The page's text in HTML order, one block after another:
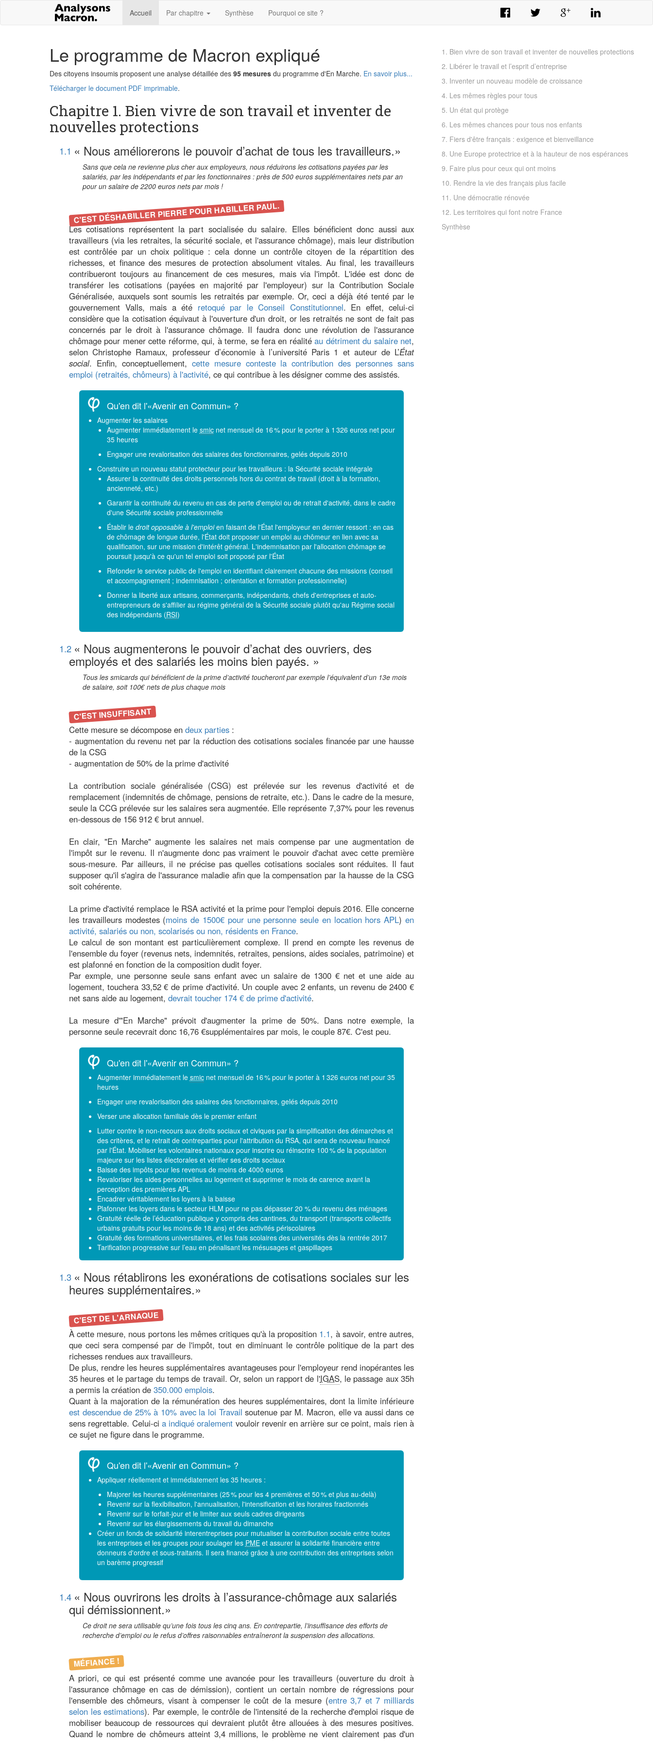
Accueil Par chapitre Synthèse Pourquoi ce site ?
1. Bien vivre de son travail et inventer de nouvelles protections
2. Libérer le travail et l’esprit d’entreprise
3. Inventer un nouveau modèle de croissance
4. Les mêmes règles pour tous
5. Un état qui protège
6. Les mêmes chances pour tous nos enfants
7. Fiers d'être français : exigence et bienveillance
8. Une Europe protectrice et à la hauteur de nos espérances
9. Faire plus pour ceux qui ont moins
10. Rendre la vie des français plus facile
11. Une démocratie rénovée
12. Les territoires qui font notre France
Synthèse
Le programme de Macron expliqué
Des citoyens insoumis proposent une analyse détaillée des 95 mesures du programme d'En Marche. En savoir plus...
Télécharger le document PDF imprimable.
Chapitre 1. Bien vivre de son travail et inventer de
nouvelles protections
1.1 « Nous améliorerons le pouvoir d’achat de tous les travailleurs.»
Sans que cela ne revienne plus cher aux employeurs, nous réduirons les cotisations payées par les
salariés, par les indépendants et par les fonctionnaires : près de 500 euros supplémentaires nets par an
pour un salaire de 2200 euros nets par mois !
C'EST DÉSHABILLER PIERRE POUR HABILLER PAUL.
Les cotisations représentent la part socialisée du salaire. Elles bénéficient donc aussi aux
travailleurs (via les retraites, la sécurité sociale, et l'assurance chômage), mais leur distribution
est contrôlée par un choix politique : cela donne un contrôle citoyen de la répartition des
richesses, et finance des mesures de protection absolument vitales. Au final, les travailleurs
contribueront toujours au financement de ces mesures, mais via l'impôt. L'idée est donc de
transférer les cotisations (payées en majorité par l'employeur) sur la Contribution Sociale
Généralisée, auxquels sont soumis les retraités par exemple. Or, ceci a déjà été tenté par le
gouvernement Valls, mais a été retoqué par le Conseil Constitutionnel. En effet, celui-ci
considère que la cotisation équivaut à l'ouverture d'un droit, or les retraités ne sont de fait pas
concernés par le droit à l'assurance chômage. Il faudra donc une révolution de l'assurance
chômage pour mener cette réforme, qui, à terme, se fera en réalitéau détriment du salaire net,
selon Christophe Ramaux, professeur d’économie à l’université Paris 1 et auteur de L’État
social. Enfin, conceptuellement, cette mesure conteste la contribution des personnes sans
emploi (retraités, chômeurs) à l'activité, ce qui contribue à les désigner comme des assistés.
Qu'en dit l'«Avenir en Commun» ?
Augmenter les salaires
Augmenter immédiatement le smicnet mensuel de 16 % pour le porter à 1 326 euros net pour
35 heures
Engager une revalorisation des salaires des fonctionnaires, gelés depuis 2010
Construire un nouveau statut protecteur pour les travailleurs : la Sécurité sociale intégrale
Assurer la continuité des droits personnels hors du contrat de travail (droit à la formation,
ancienneté, etc.)
Garantir la continuité du revenu en cas de perte d'emploi ou de retrait d'activité, dans le cadre
d'une Sécurité sociale professionnelle
Établir le droit opposable à l'emploien faisant de l'État l'employeur en dernier ressort : en cas
de chômage de longue durée, l'État doit proposer un emploi au chômeur en lien avec sa
qualification, sur une mission d'intérêt général. L'indemnisation par l'allocation chômage se
poursuit jusqu'à ce qu'un tel emploi soit proposé par l'État
Refonder le service public de l'emploi en identifiant clairement chacune des missions (conseil
et accompagnement ; indemnisation ; orientation et formation professionnelle)
Donner la liberté aux artisans, commerçants, indépendants, chefs d'entreprises et auto-
entrepreneurs de s'affilier au régime général de la Sécurité sociale plutôt qu'au Régime social
des indépendants (RSI)
1.2 « Nous augmenterons le pouvoir d’achat des ouvriers, des
employés et des salariés les moins bien payés. »
Tous les smicards qui bénéficient de la prime d’activité toucheront par exemple l’équivalent d’un 13e mois
de salaire, soit 100€ nets de plus chaque mois
C'EST INSUFFISANT
Cette mesure se décompose en deux parties :
- augmentation du revenu net par la réduction des cotisations sociales financée par une hausse
de la CSG
- augmentation de 50% de la prime d'activité
La contribution sociale généralisée (CSG) est prélevée sur les revenus d'activité et de
remplacement (indemnités de chômage, pensions de retraite, etc.). Dans le cadre de la mesure,
seule la CCG prélevée sur les salaires sera augmentée. Elle représente 7,37% pour les revenus
en-dessous de 156 912 € brut annuel.
En clair, "En Marche" augmente les salaires net mais compense par une augmentation de
l'impôt sur le revenu. Il n'augmente donc pas vraiment le pouvoir d'achat avec cette première
sous-mesure. Par ailleurs, il ne précise pas quelles cotisations sociales sont réduites. Il faut
supposer qu'il s'agira de l'assurance maladie afin que la compensation par la hausse de la CSG
soit cohérente.
La prime d'activité remplace le RSA activité et la prime pour l'emploi depuis 2016. Elle concerne
les travailleurs modestes (moins de 1500€ pour une personne seule en location hors APL)en
activité, salariés ou non, scolarisés ou non, résidents en France.
Le calcul de son montant est particulièrement complexe. Il prend en compte les revenus de
l'ensemble du foyer (revenus nets, indemnités, retraites, pensions, aides sociales, patrimoine) et
est plafonné en fonction de la composition dudit foyer.
Par exmple, une personne seule sans enfant avec un salaire de 1300 € net et une aide au
logement, touchera 33,52 € de prime d'activité. Un couple avec 2 enfants, un revenu de 2400 €
net sans aide au logement, devrait toucher 174 € de prime d'activité.
La mesure d'"En Marche" prévoit d'augmenter la prime de 50%. Dans notre exemple, la
personne seule recevrait donc 16,76 €supplémentaires par mois, le couple 87€. C'est peu.
Qu'en dit l'«Avenir en Commun» ?
Augmenter immédiatement le smicnet mensuel de 16 % pour le porter à 1 326 euros net pour 35
heures
Engager une revalorisation des salaires des fonctionnaires, gelés depuis 2010
Verser une allocation familiale dès le premier enfant
Lutter contre le non-recours aux droits sociaux et civiques par la simplification des démarches et
des critères, et le retrait de contreparties pour l'attribution du RSA, qui sera de nouveau financé
par l'État. Mobiliser les volontaires nationaux pour inscrire ou réinscrire 100 % de la population
majeure sur les listes électorales et vérifier ses droits sociaux
Baisse des impôts pour les revenus de moins de 4000 euros
Revaloriser les aides personnelles au logement et supprimer le mois de carence avant la
perception des premières APL
Encadrer véritablement les loyers à la baisse
Plafonner les loyers dans le secteur HLM pour ne pas dépasser 20 % du revenu des ménages
Gratuité réelle de l’éducation publique y compris des cantines, du transport (transports collectifs
urbains gratuits pour les moins de 18 ans) et des activités périscolaires
Gratuité des formations universitaires, et les frais scolaires des universités dès la rentrée 2017
Tarification progressive sur l’eau en pénalisant les mésusages et gaspillages
1.3 « Nous rétablirons les exonérations de cotisations sociales sur les
heures supplémentaires.»
C'EST DE L'ARNAQUE
À cette mesure, nous portons les mêmes critiques qu'à la proposition 1.1, à savoir, entre autres,
que ceci sera compensé par de l'impôt, tout en diminuant le contrôle politique de la part des
richesses rendues aux travailleurs.
De plus, rendre les heures supplémentaires avantageuses pour l'employeur rend inopérantes les
35 heures et le partage du temps de travail. Or, selon un rapport de l'IGAS, le passage aux 35h
a permis la création de 350.000 emplois.
Quant à la majoration de la rémunération des heures supplémentaires, dont la limite inférieure
est descendue de 25% à 10% avec la loi Travail soutenue par M. Macron, elle va aussi dans ce
sens regrettable. Celui-ci a indiqué oralement vouloir revenir en arrière sur ce point, mais rien à
ce sujet ne figure dans le programme.
Qu'en dit l'«Avenir en Commun» ?
Appliquer réellement et immédiatement les 35 heures :
Majorer les heures supplémentaires (25 % pour les 4 premières et 50 % et plus au-delà)
Revenir sur la flexibilisation, l'annualisation, l'intensification et les horaires fractionnés
Revenir sur le forfait-jour et le limiter aux seuls cadres dirigeants
Revenir sur les élargissements du travail du dimanche
Créer un fonds de solidarité interentreprises pour mutualiser la contribution sociale entre toutes
les entreprises et les groupes pour soulager les PMEet assurer la solidarité financière entre
donneurs d'ordre et sous-traitants. Il sera financé grâce à une contribution des entreprises selon
un barème progressif
1.4 « Nous ouvrirons les droits à l’assurance-chômage aux salariés
qui démissionnent.»
Ce droit ne sera utilisable qu’une fois tous les cinq ans. En contrepartie, l’insuffisance des efforts de
recherche d’emploi ou le refus d’offres raisonnables entraîneront la suspension des allocations.
MÉFIANCE !
A priori, ce qui est présenté comme une avancée pour les travailleurs (ouverture du droit à
l'assurance chômage en cas de démission), contient un certain nombre de régressions pour
l'ensemble des chômeurs, visant à compenser le coût de la mesure (entre 3,7 et 7 milliards
selon les estimations). Par exemple, le contrôle de l'intensité de la recherche d'emploi risque de
mobiliser beaucoup de ressources qui devraient plutôt être allouées à des mesures positives.
Quand le nombre de chômeurs atteint 3,4 millions, le problème ne vient clairement pas d'un